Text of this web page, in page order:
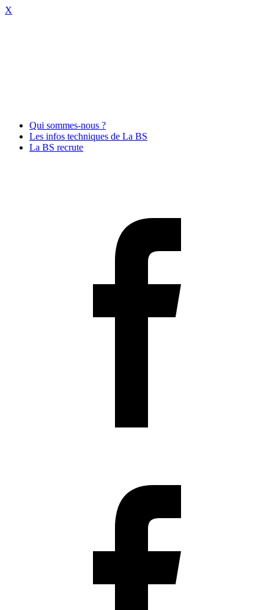
X
Qui sommes-nous ?
Les infos techniques de La BS
La BS recrute